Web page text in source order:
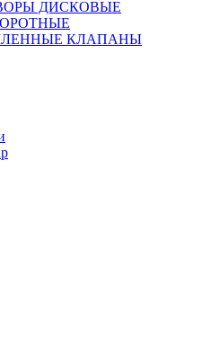
ДИСКОВЫЕ
КЛАПАНЫ